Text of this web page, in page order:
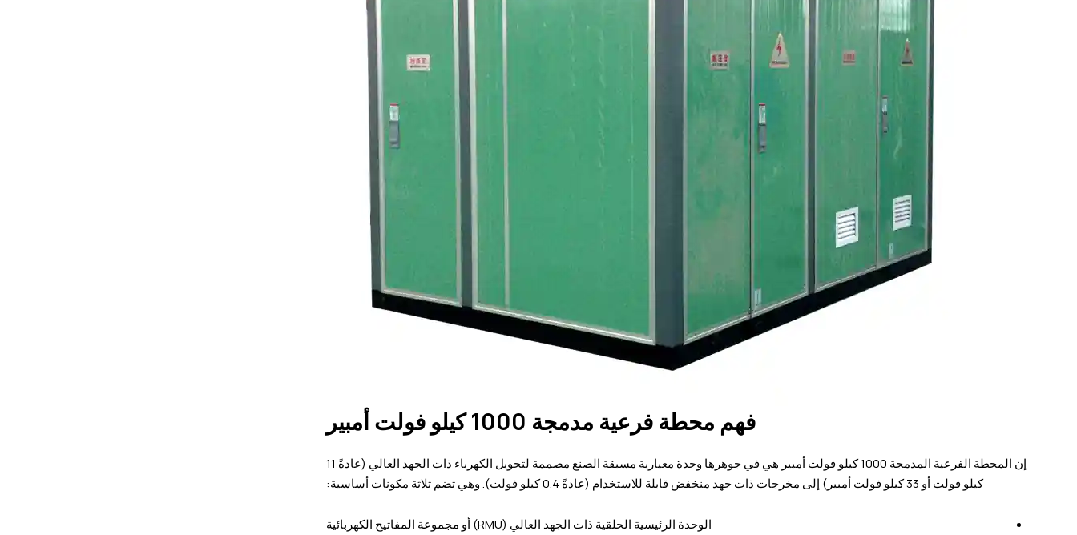
فهم محطة فرعية مدمجة 1000 كيلو فولت أمبير
إن المحطة الفرعية المدمجة 1000 كيلو فولت أمبير هي في جوهرها وحدة معيارية مسبقة الصنع مصممة لتحويل الكهرباء ذات الجهد العالي (عادةً 11
كيلو فولت أو 33 كيلو فولت أمبير) إلى مخرجات ذات جهد منخفض قابلة للاستخدام (عادةً 0.4 كيلو فولت). وهي تضم ثلاثة مكونات أساسية:
الوحدة الرئيسية الحلقية ذات الجهد العالي (RMU) أو مجموعة المفاتيح الكهربائية